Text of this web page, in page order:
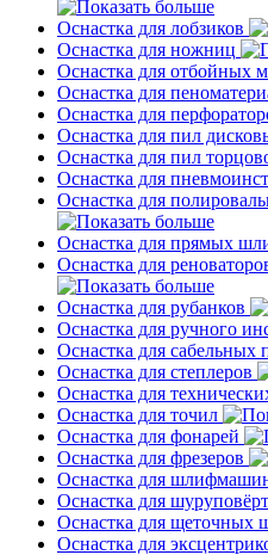
Оснастка для лобзиков
Оснастка для ножниц
Оснастка для отбойных
Оснастка для
Оснастка для
Оснастка для пил
Оснастка для пил
Оснастка для
Оснастка для
Оснастка для прямых
Оснастка для
Оснастка для рубанков
Оснастка для ручного
Оснастка для сабельных
Оснастка для степлеров
Оснастка для
Оснастка для точил
Оснастка для фонарей
Оснастка для фрезеров
Оснастка для
Оснастка для
Оснастка для щеточных
Оснастка для